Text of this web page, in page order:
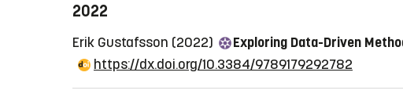
2022
Erik Gustafsson (2022) Exploring Data-Driven
https://dx.doi.org/10.3384/9789179292782